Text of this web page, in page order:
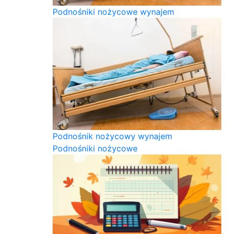
Podnośniki nożycowe wynajem
Podnośnik nożycowy wynajem
Podnośniki nożycowe